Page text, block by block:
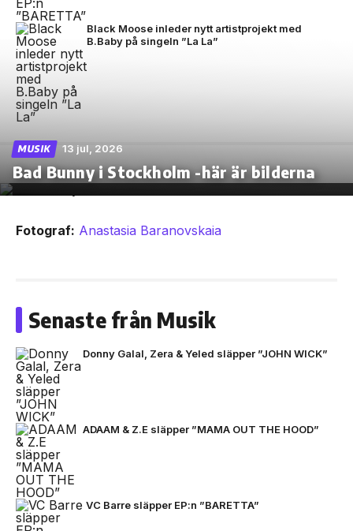
Black Moose inleder nytt artistprojekt med
B.Baby på singeln ”La La”
MUSIK 13 jul, 2026
Bad Bunny i Stockholm -här är bilderna
Fotograf: Anastasia Baranovskaia
Senaste från Musik
Donny Galal, Zera & Yeled släpper ”JOHN WICK”
ADAAM & Z.E släpper ”MAMA OUT THE HOOD”
VC Barre släpper EP:n ”BARETTA”